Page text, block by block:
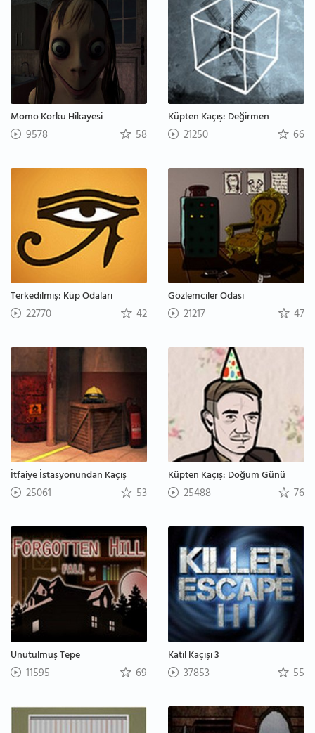
Momo Korku Hikayesi
9578 58
Küpten Kaçış: Değirmen
21250 66
Terkedilmiş: Küp Odaları
22770 42
Gözlemciler Odası
21217 47
İtfaiye İstasyonundan Kaçış
25061 53
Küpten Kaçış: Doğum Günü
25488 76
Unutulmuş Tepe
11595 69
Katil Kaçışı 3
37853 55